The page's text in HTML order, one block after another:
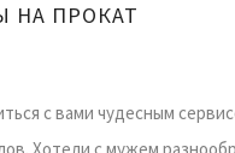
НА ПРОКАТ
с вами чудесным